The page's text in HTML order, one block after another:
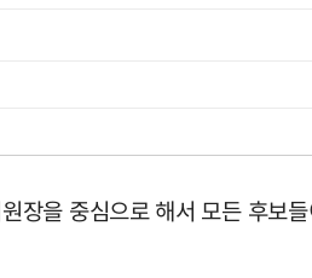
을 중심으로 해서 모든 후보